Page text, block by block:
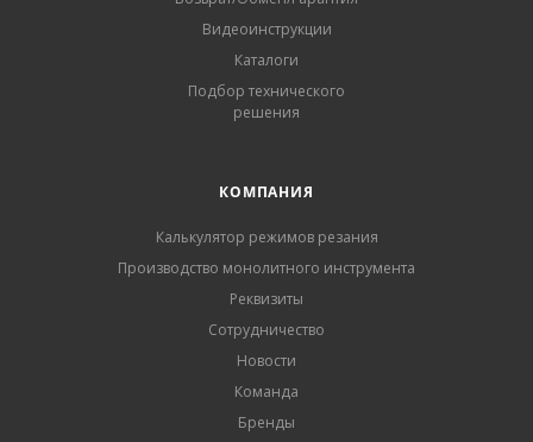
Видеоинструкции
Каталоги
Подбор технического
решения
КОМПАНИЯ
Калькулятор режимов резания
Производство монолитного инструмента
Реквизиты
Сотрудничество
Новости
Команда
Бренды